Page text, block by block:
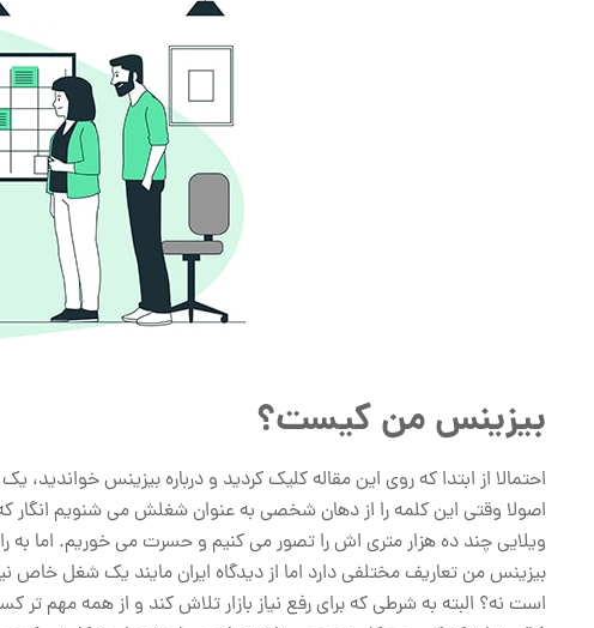
بیزینس من کیست؟
احتمالا از ابتدا که روی این مقاله کلیک کردید و درباره بیزینس
اصولا وقتی این کلمه را از دهان شخصی به عنوان شغلش می شنویم
ویلایی چند ده هزار متری اش را تصور می کنیم و حسرت می خوریم. اما
بیزینس من تعاریف مختلفی دارد اما از دیدگاه ایران مایند یک
است نه؟ البته به شرطی که برای رفع نیاز بازار تلاش کند و از همه مهم تر